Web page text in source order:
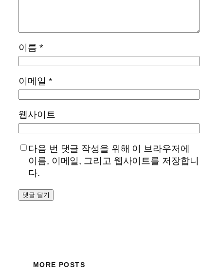
이름 *
이메일 *
웹사이트
다음 번 댓글 작성을 위해 이 브라우저에
이름, 이메일, 그리고 웹사이트를 저장합니
다.
MORE POSTS